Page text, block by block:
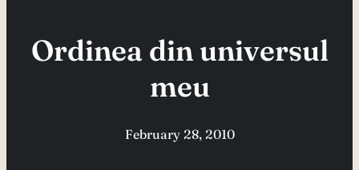
Ordinea din universul
meu
February 28, 2010